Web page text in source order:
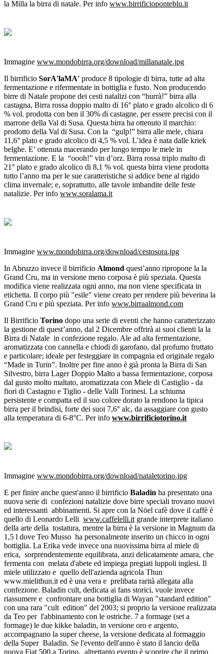
la Milla la birra di natale. Per info www.birrificioponteblu.it
Immagine www.mondobirra.org/download/millanatale.jpg
Il birrificio SorA'laMA' produce 8 tipologie di birra, tutte ad alta
fermentazione e rifermentate in bottiglia e fusto. Non producendo
birre di Natale propone dei cesti natalizi con “hurrà!” birra alla
castagna, Birra rossa doppio malto di 16° plato e grado alcolico di 6
% vol. prodotta con ben il 30% di castagne, per essere precisi con il
marrone della Val di Susa. Questa birra ha ottenuto il marchio:
prodotto della Val di Susa. Con la “gulp!” birra alle mele, chiara
11,6° plato e grado alcolico di 4,5 % vol. L’idea è nata dalle kriek
belghe. E’ ottenuta macerando per lungo tempo le mele in
fermentazione. E la “oooh!” vin d’orz. Birra rossa triplo malto di
21° plato e grado alcolico di 8,1 % vol. questa birra viene prodotta
tutto l’anno ma per le sue caratteristiche si addice bene al rigido
clima invernale; e, soprattutto, alle tavole imbandite delle feste
natalizie. Per info www.soralama.it
Immagine www.mondobirra.org/download/cestosora.jpg
In Abruzzo invece il birrificio Almond quest’anno ripropone la la
Grand Cru, ma in versione meno corposa è più speziata. Questa
modifica viene realizzata ogni anno, ma non viene specificata in
etichetta. Il corpo più "esile" viene creato per rendere più beverina la
Grand Cru e più speziata. Per info www.birraalmond.com
Il Birrificio Torino dopo una serie di eventi che hanno caratterizzato
la gestione di quest’anno, dal 2 Dicembre offrirà ai suoi clienti la la
Birra di Natale in confezione regalo. Ale ad alta fermentazione,
aromatizzata con cannella e chiodi di garofano, dal profumo fruttato
e particolare; ideale per festeggiare in compagnia ed originale regalo
“Made in Turin”. Inoltre per fine anno è già pronta la Birra di San
Silvestro, birra Lager Doppio Malto a bassa fermentazione, corposa
dal gusto molto maltato, aromatizzata con Miele di Castiglio - da
fiori di Castagno e Tiglio - delle Valli Torinesi. La schiuma
persistente e compatta ed il suo colore dorato la rendono la tipica
birra per il brindisi, forte dei suoi 7,6° alc, da assaggiare con gusto
alla temperatura di 6-8°C. Per info www.birrificiotorino.it
Immagine www.mondobirra.org/download/nataletorino.jpg
E per finire anche quest'anno il birrificio Baladin ha presentato una
nuova serie di confezioni natalizie dove birre speciali trovano nuovi
ed interessanti abbinamenti. Si apre con la Nöel cafè dove il caffè è
quello di Leonardo Lelli www.caffelelli.it grande interprete italiano
della arte della tostatura, mentre la birra è la versione in Magnum da
1,5 l dove Teo Musso ha personalmente inserito un chicco in ogni
bottiglia. La Erika vede invece una nuovissima birra al miele di
erica, sorprendentemente equilibrata, anzi delicatamente amara, che
fermenta con melata d'abete ed impiega pregiati luppoli inglesi. Il
miele utilizzato e quello dell'azienda agricola Thun
www.mielithun.it ed è una vera e prelibata rarità allegata alla
confezione. Baladin cult, dedicata ai fans storici, vuole invece
riassumere e confrontare una bottiglia di Wayan "standard edition"
con una rara "cult edition" del 2003; si proprio la versione realizzata
da Teo per l'abbinamento con le ostriche. 7 a formage (set a
formage) le due kikke baladin, in versione oro e argento,
accompagnano la super cheese, la versione dedicata al formaggio
della Super Baladin. Se l'evento dell'anno è stato il lancio della
nuova Fiat 500 a Torino, altrettanto evento è scoprire che il primo